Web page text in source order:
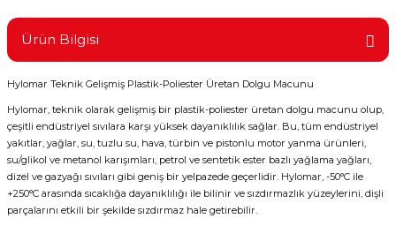
Aletleri
Ürün Bilgisi
Hylomar Teknik Gelişmiş Plastik-Poliester Üretan Dolgu Macunu
Hylomar, teknik olarak gelişmiş bir plastik-poliester üretan dolgu macunu olup,
çeşitli endüstriyel sıvılara karşı yüksek dayanıklılık sağlar. Bu, tüm endüstriyel
yakıtlar, yağlar, su, tuzlu su, hava, türbin ve pistonlu motor yanma ürünleri,
su/glikol ve metanol karışımları, petrol ve sentetik ester bazlı yağlama yağları,
dizel ve gazyağı sıvıları gibi geniş bir yelpazede geçerlidir. Hylomar, -50°C ile
+250°C arasında sıcaklığa dayanıklılığı ile bilinir ve sızdırmazlık yüzeylerini, dişli
parçalarını etkili bir şekilde sızdırmaz hale getirebilir.